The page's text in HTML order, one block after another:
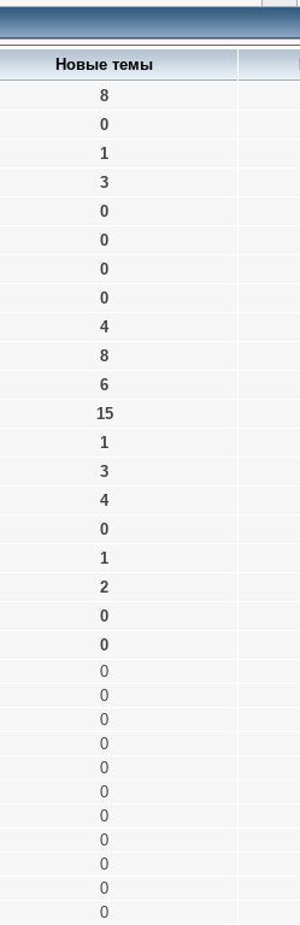
Новые темы
8
0
1
3
0
0
0
0
4
8
6
15
1
3
4
0
1
2
0
0
0
0
0
0
0
0
0
0
0
0
0